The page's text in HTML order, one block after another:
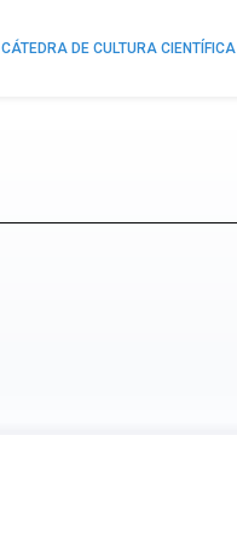
CÁTEDRA DE CULTURA CIENTÍFICA